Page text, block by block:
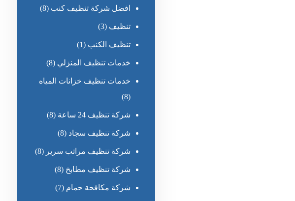
افضل شركة تنظيف كنب (8)
تنظيف (3)
تنظيف الكنب (1)
خدمات تنظيف المنزلي (8)
خدمات تنظيف خزانات المياه
(8)
شركة تنظيف 24 ساعة (8)
شركة تنظيف سجاد (8)
شركة تنظيف مراتب سرير (8)
شركة تنظيف مطابخ (8)
شركة مكافحة حمام (7)